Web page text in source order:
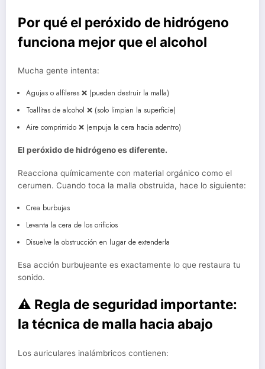
Por qué el peróxido de hidrógeno
funciona mejor que el alcohol
Mucha gente intenta:
Agujas o alfileres ❌ (pueden destruir la malla)
Toallitas de alcohol ❌ (solo limpian la superficie)
Aire comprimido ❌ (empuja la cera hacia adentro)
El peróxido de hidrógeno es diferente.
Reacciona químicamente con material orgánico como el
cerumen. Cuando toca la malla obstruida, hace lo siguiente:
Crea burbujas
Levanta la cera de los orificios
Disuelve la obstrucción en lugar de extenderla
Esa acción burbujeante es exactamente lo que restaura tu
sonido.
⚠️ Regla de seguridad importante:
la técnica de malla hacia abajo
Los auriculares inalámbricos contienen: